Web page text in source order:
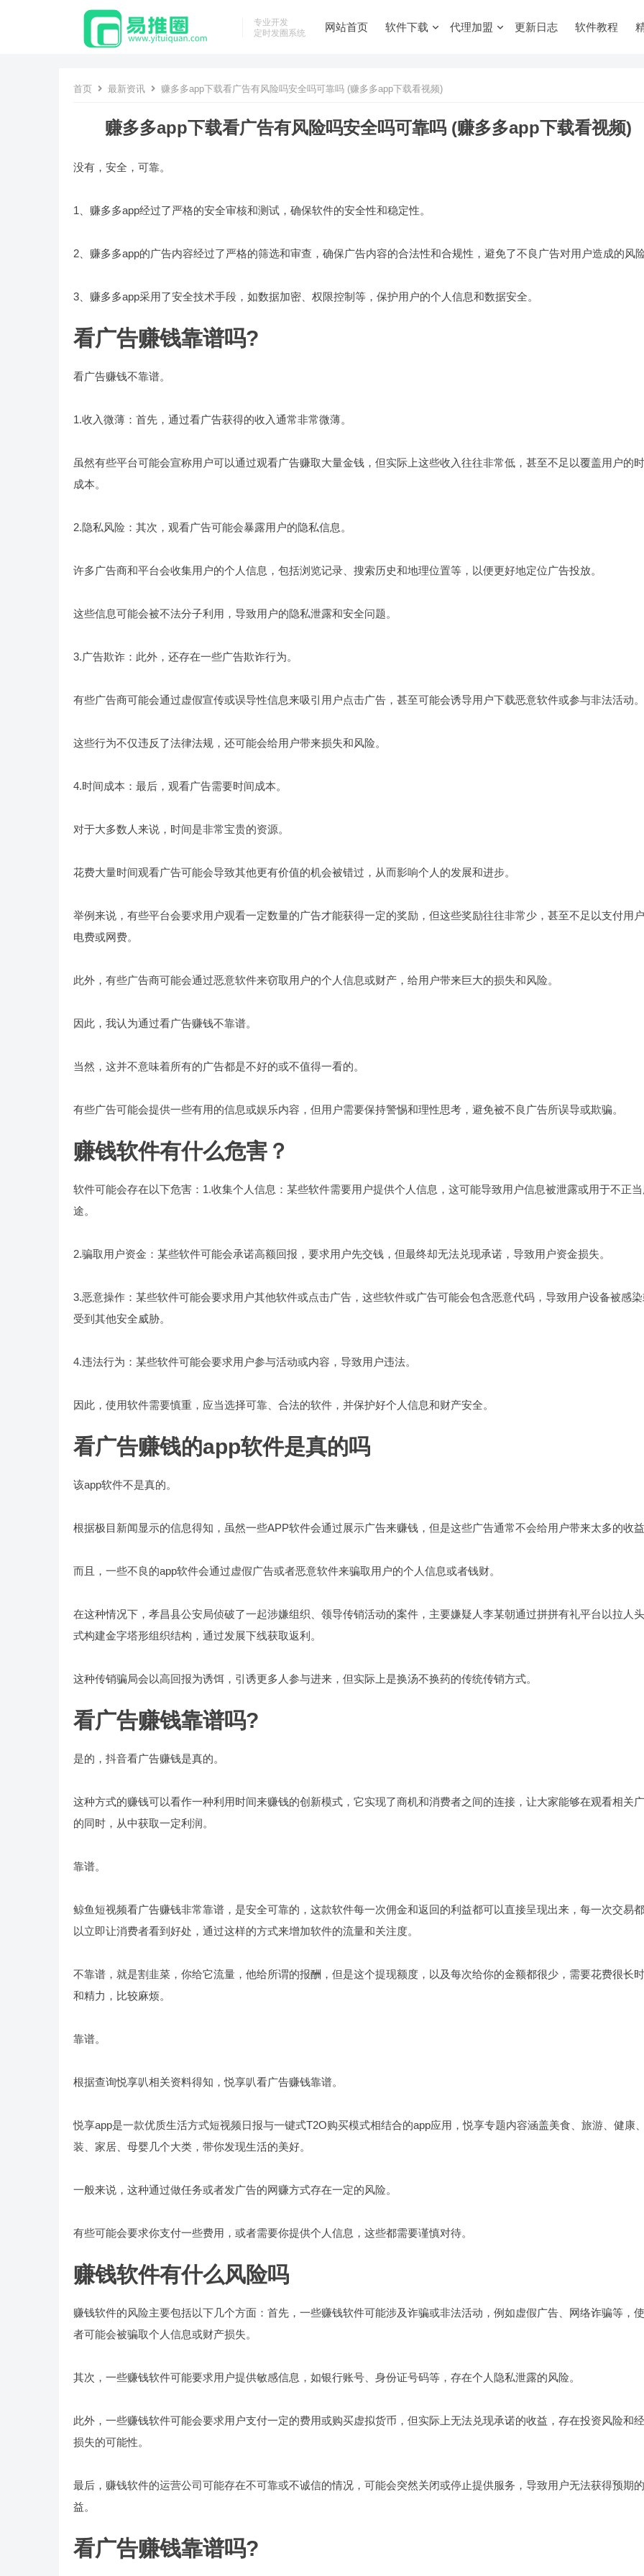
专业开发
定时发圈系统
网站首页 软件下载 代理加盟 更新日志 软件教程
首页 最新资讯 赚多多app下载看广告有风险吗安全吗可靠吗 (赚多多app下载看视频)
赚多多app下载看广告有风险吗安全吗可靠吗 (赚多多app下载看视频)
没有，安全，可靠。
1、赚多多app经过了严格的安全审核和测试，确保软件的安全性和稳定性。
2、赚多多app的广告内容经过了严格的筛选和审查，确保广告内容的合法性和合规性，避免了不良广告对用户造成的风险
3、赚多多app采用了安全技术手段，如数据加密、权限控制等，保护用户的个人信息和数据安全。
看广告赚钱靠谱吗?
看广告赚钱不靠谱。
1.收入微薄：首先，通过看广告获得的收入通常非常微薄。
虽然有些平台可能会宣称用户可以通过观看广告赚取大量金钱，但实际上这些收入往往非常低，甚至不足以覆盖用户的
成本。
2.隐私风险：其次，观看广告可能会暴露用户的隐私信息。
许多广告商和平台会收集用户的个人信息，包括浏览记录、搜索历史和地理位置等，以便更好地定位广告投放。
这些信息可能会被不法分子利用，导致用户的隐私泄露和安全问题。
3.广告欺诈：此外，还存在一些广告欺诈行为。
有些广告商可能会通过虚假宣传或误导性信息来吸引用户点击广告，甚至可能会诱导用户下载恶意软件或参与非法活动。
这些行为不仅违反了法律法规，还可能会给用户带来损失和风险。
4.时间成本：最后，观看广告需要时间成本。
对于大多数人来说，时间是非常宝贵的资源。
花费大量时间观看广告可能会导致其他更有价值的机会被错过，从而影响个人的发展和进步。
举例来说，有些平台会要求用户观看一定数量的广告才能获得一定的奖励，但这些奖励往往非常少，甚至不足以支付用
电费或网费。
此外，有些广告商可能会通过恶意软件来窃取用户的个人信息或财产，给用户带来巨大的损失和风险。
因此，我认为通过看广告赚钱不靠谱。
当然，这并不意味着所有的广告都是不好的或不值得一看的。
有些广告可能会提供一些有用的信息或娱乐内容，但用户需要保持警惕和理性思考，避免被不良广告所误导或欺骗。
赚钱软件有什么危害？
软件可能会存在以下危害：1.收集个人信息：某些软件需要用户提供个人信息，这可能导致用户信息被泄露或用于不正当
途。
2.骗取用户资金：某些软件可能会承诺高额回报，要求用户先交钱，但最终却无法兑现承诺，导致用户资金损失。
3.恶意操作：某些软件可能会要求用户其他软件或点击广告，这些软件或广告可能会包含恶意代码，导致用户设备被感
受到其他安全威胁。
4.违法行为：某些软件可能会要求用户参与活动或内容，导致用户违法。
因此，使用软件需要慎重，应当选择可靠、合法的软件，并保护好个人信息和财产安全。
看广告赚钱的app软件是真的吗
该app软件不是真的。
根据极目新闻显示的信息得知，虽然一些APP软件会通过展示广告来赚钱，但是这些广告通常不会给用户带来太多的收益
而且，一些不良的app软件会通过虚假广告或者恶意软件来骗取用户的个人信息或者钱财。
在这种情况下，孝昌县公安局侦破了一起涉嫌组织、领导传销活动的案件，主要嫌疑人李某朝通过拼拼有礼平台以拉人
式构建金字塔形组织结构，通过发展下线获取返利。
这种传销骗局会以高回报为诱饵，引诱更多人参与进来，但实际上是换汤不换药的传统传销方式。
看广告赚钱靠谱吗?
是的，抖音看广告赚钱是真的。
这种方式的赚钱可以看作一种利用时间来赚钱的创新模式，它实现了商机和消费者之间的连接，让大家能够在观看相关
的同时，从中获取一定利润。
靠谱。
鲸鱼短视频看广告赚钱非常靠谱，是安全可靠的，这款软件每一次佣金和返回的利益都可以直接呈现出来，每一次交易
以立即让消费者看到好处，通过这样的方式来增加软件的流量和关注度。
不靠谱，就是割韭菜，你给它流量，他给所谓的报酬，但是这个提现额度，以及每次给你的金额都很少，需要花费很长
和精力，比较麻烦。
靠谱。
根据查询悦享叭相关资料得知，悦享叭看广告赚钱靠谱。
悦享app是一款优质生活方式短视频日报与一键式T2O购买模式相结合的app应用，悦享专题内容涵盖美食、旅游、健康
装、家居、母婴几个大类，带你发现生活的美好。
一般来说，这种通过做任务或者发广告的网赚方式存在一定的风险。
有些可能会要求你支付一些费用，或者需要你提供个人信息，这些都需要谨慎对待。
赚钱软件有什么风险吗
赚钱软件的风险主要包括以下几个方面：首先，一些赚钱软件可能涉及诈骗或非法活动，例如虚假广告、网络诈骗等，
者可能会被骗取个人信息或财产损失。
其次，一些赚钱软件可能要求用户提供敏感信息，如银行账号、身份证号码等，存在个人隐私泄露的风险。
此外，一些赚钱软件可能会要求用户支付一定的费用或购买虚拟货币，但实际上无法兑现承诺的收益，存在投资风险和
损失的可能性。
最后，赚钱软件的运营公司可能存在不可靠或不诚信的情况，可能会突然关闭或停止提供服务，导致用户无法获得预期
益。
看广告赚钱靠谱吗?